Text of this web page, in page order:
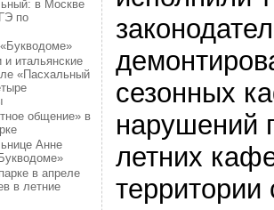
в Москве
по
и итальянские
«Пасхальный
общение» в
Анне
в апреле
в летние
сезонных
нарушений
летних